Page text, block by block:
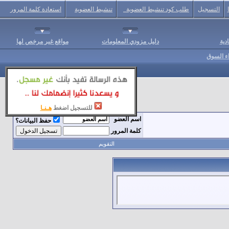
للتسجيل اضغط هـنـا
التسجيل طلب كود تنشيط العضوية تنشيط العضوية استعادة كلمة المرور
دليل مزودي المعلومات مواقع غير مرخص لها
السوق
اسم العضو
حفظ البيانات؟
كلمة المرور
التقويم